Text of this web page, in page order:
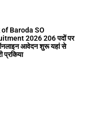
of Baroda SO
2026 206 पदों पर
आवेदन शुरू यहां से
प्रकिया